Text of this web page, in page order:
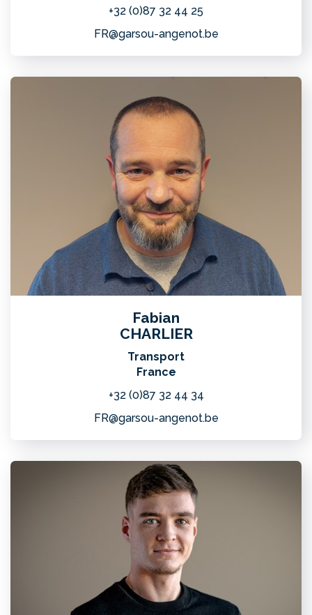
+32 (0)87 32 44 25
FR@garsou-angenot.be
Fabian
CHARLIER
Transport
France
+32 (0)87 32 44 34
FR@garsou-angenot.be